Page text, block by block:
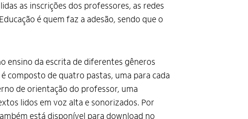
as inscrições dos professores, as redes
é quem faz a adesão, sendo que o
ensino da escrita de diferentes gêneros
composto de quatro pastas, uma para cada
de orientação do professor, uma
lidos em voz alta e sonorizados. Por
está disponível para download no